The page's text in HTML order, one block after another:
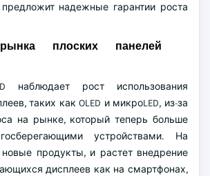
надежные гарантии роста
плоских панелей
наблюдает рост использования
таких как OLED и микроLED, из-за
на рынке, который теперь больше
устройствами. На
продукты, и растет внедрение
дисплеев как на смартфонах,